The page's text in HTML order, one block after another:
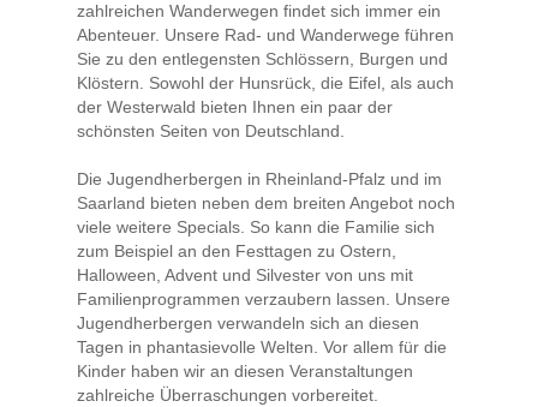
zahlreichen Wanderwegen findet sich immer ein
Abenteuer. Unsere Rad- und Wanderwege führen
Sie zu den entlegensten Schlössern, Burgen und
Klöstern. Sowohl der Hunsrück, die Eifel, als auch
der Westerwald bieten Ihnen ein paar der
schönsten Seiten von Deutschland.
Die Jugendherbergen in Rheinland-Pfalz und im
Saarland bieten neben dem breiten Angebot noch
viele weitere Specials. So kann die Familie sich
zum Beispiel an den Festtagen zu Ostern,
Halloween, Advent und Silvester von uns mit
Familienprogrammen verzaubern lassen. Unsere
Jugendherbergen verwandeln sich an diesen
Tagen in phantasievolle Welten. Vor allem für die
Kinder haben wir an diesen Veranstaltungen
zahlreiche Überraschungen vorbereitet.